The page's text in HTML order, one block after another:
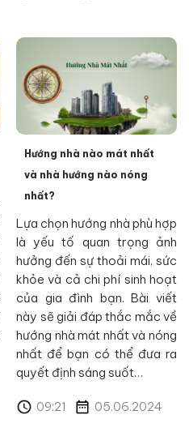
Hướng nhà nào mát nhất
và nhà hướng nào nóng
nhất?
Lựa chọn hướng nhà phù hợp
là yếu tố quan trọng ảnh
hưởng đến sự thoải mái, sức
khỏe và cả chi phí sinh hoạt
của gia đình bạn. Bài viết
này sẽ giải đáp thắc mắc về
hướng nhà mát nhất và nóng
nhất để bạn có thể đưa ra
quyết định sáng suốt…
09:21 05.06.2024